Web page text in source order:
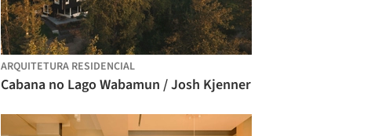
ARQUITETURA RESIDENCIAL
Cabana no Lago Wabamun / Josh Kjenner